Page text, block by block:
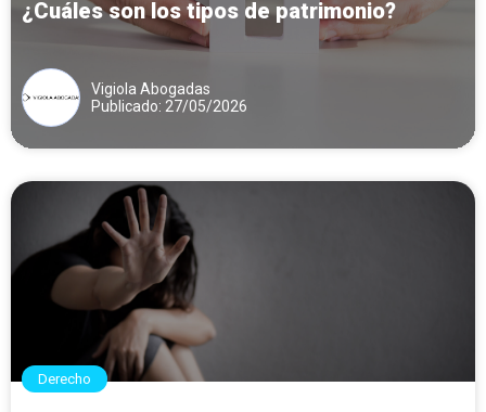
¿Cuáles son los tipos de patrimonio?
Vigiola Abogadas
Publicado: 27/05/2026
Derecho